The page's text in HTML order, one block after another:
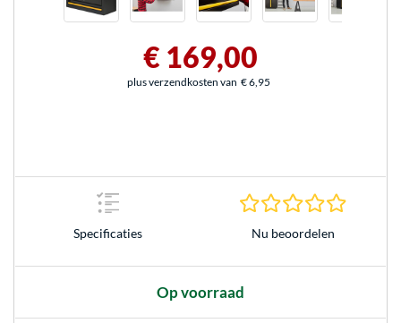
€ 169,00
plus verzendkosten van € 6,95
Specificaties Nu beoordelen
Op voorraad